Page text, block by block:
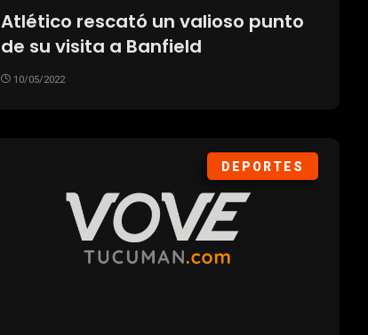
Atlético rescató un valioso punto
de su visita a Banfield
10/05/2022
DEPORTES